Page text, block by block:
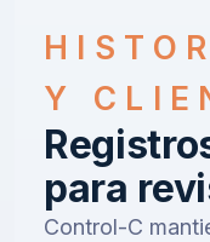
Y
para
Control-C